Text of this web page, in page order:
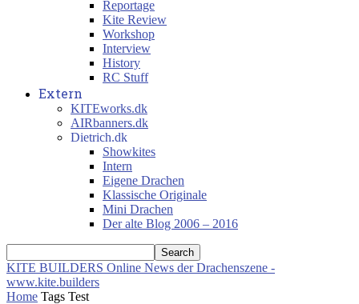
Reportage
Kite Review
Workshop
Interview
History
RC Stuff
Extern
KITEworks.dk
AIRbanners.dk
Dietrich.dk
Showkites
Intern
Eigene Drachen
Klassische Originale
Mini Drachen
Der alte Blog 2006 – 2016
KITE BUILDERS Online News der Drachenszene -
www.kite.builders
Home Tags Test